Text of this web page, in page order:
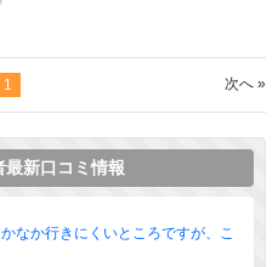
1 次へ »
最新口コミ情報
なか行きにくいところですが、こ